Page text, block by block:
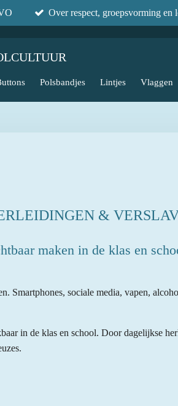
Over respect, groepsvorming en
Polsbandjes Lintjes Vlaggen
&
maken in de klas en
Smartphones, sociale media, vapen,
in de klas en school. Door dagelijkse